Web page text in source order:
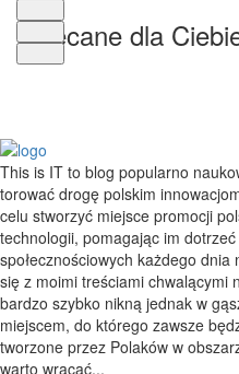
Polecane dla
This is IT to blog popularno
torować drogę polskim
celu stworzyć miejsce promocji
technologii, pomagając im
społecznościowych każdego
się z moimi treściami chwalącymi
bardzo szybko nikną jednak w
miejscem, do którego zawsze
tworzone przez Polaków w
warto wracać...